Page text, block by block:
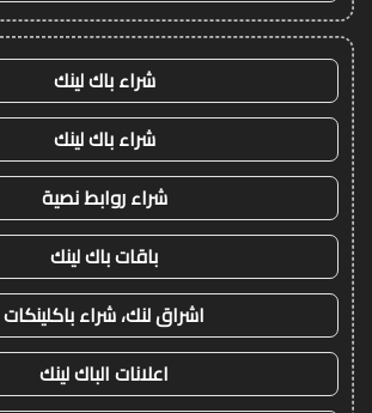
شراء باك لينك
شراء باك لينك
شراء روابط نصية
باقات باك لينك
اشراق لنك، شراء باكلينكات
اعلانات الباك لينك